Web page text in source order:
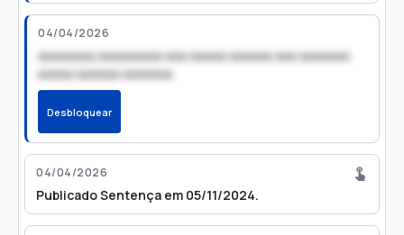
04/04/2026
xxxxxxxx xxxxxxxxx xxx xxxxx xxxxxx xxx xxxxxxx
xxxxx xxxxxx xxxxxxx
Desbloquear
04/04/2026
Publicado Sentença em 05/11/2024.